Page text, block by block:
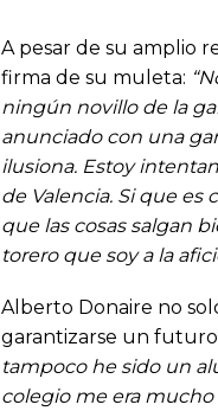
A pesar de su amplio
firma de su muleta:
ningún novillo de la
anunciado con una
ilusiona. Estoy
de Valencia. Si que
que las cosas salgan
torero que soy a la
Alberto Donaire no
garantizarse un
tampoco he sido un
colegio me era mucho